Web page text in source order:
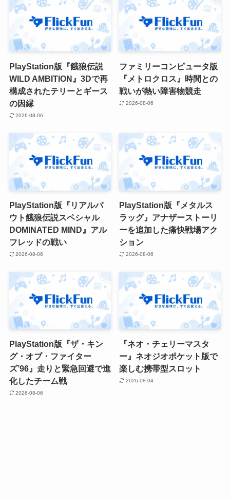
PlayStation版『餓狼伝説
WILD AMBITION』3Dで再
構成されたテリーとギース
の因縁
2026-08-06
ファミリーコンピュータ版
『メトロクロス』時間との
戦いが熱い障害物競走
2026-08-06
PlayStation版『リアルバ
ウト餓狼伝説スペシャル
DOMINATED MIND』アル
フレッドの戦い
2026-08-06
PlayStation版『メタルス
ラッグ』アナザーストーリ
ーを追加した痛快戦場アク
ション
2026-08-06
PlayStation版『ザ・キン
グ・オブ・ファイター
ズ’96』走りと緊急回避で進
化したチーム戦
2026-08-06
『ネオ・チェリーマスタ
ー』ネオジオポケット版で
楽しむ携帯型スロット
2026-08-04